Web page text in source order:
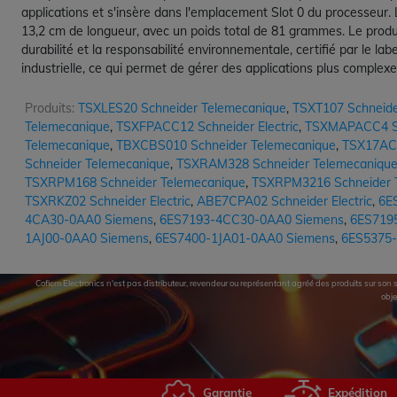
applications et s'insère dans l'emplacement Slot 0 du
13,2 cm de longueur, avec un poids total de 81 grammes. Le
durabilité et la responsabilité environnementale, certifié par le
industrielle, ce qui permet de gérer des applications plus
Produits: TSXLES20 Schneider Telemecanique, TSXT107
Telemecanique, TSXFPACC12 Schneider Electric, TSXMAPACC4
Telemecanique, TBXCBS010 Schneider Telemecanique,
Schneider Telemecanique, TSXRAM328 Schneider Telemecanique
TSXRPM168 Schneider Telemecanique, TSXRPM3216 Schneider
TSXRKZ02 Schneider Electric, ABE7CPA02 Schneider Electric,
4CA30-0AA0 Siemens, 6ES7193-4CC30-0AA0 Siemens,
1AJ00-0AA0 Siemens, 6ES7400-1JA01-0AA0 Siemens,
Cofiem Electronics n'est pas distributeur, revendeur ou représentant agréé des produits sur
Garantie
Expédition